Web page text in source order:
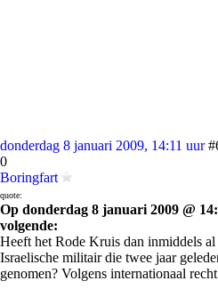
donderdag 8 januari 2009, 14:11 uur
0
Boringfart
quote:
Op donderdag 8 januari 2009 @
volgende:
Heeft het Rode Kruis dan inmiddels al
Israelische militair die twee jaar
genomen? Volgens internationaal